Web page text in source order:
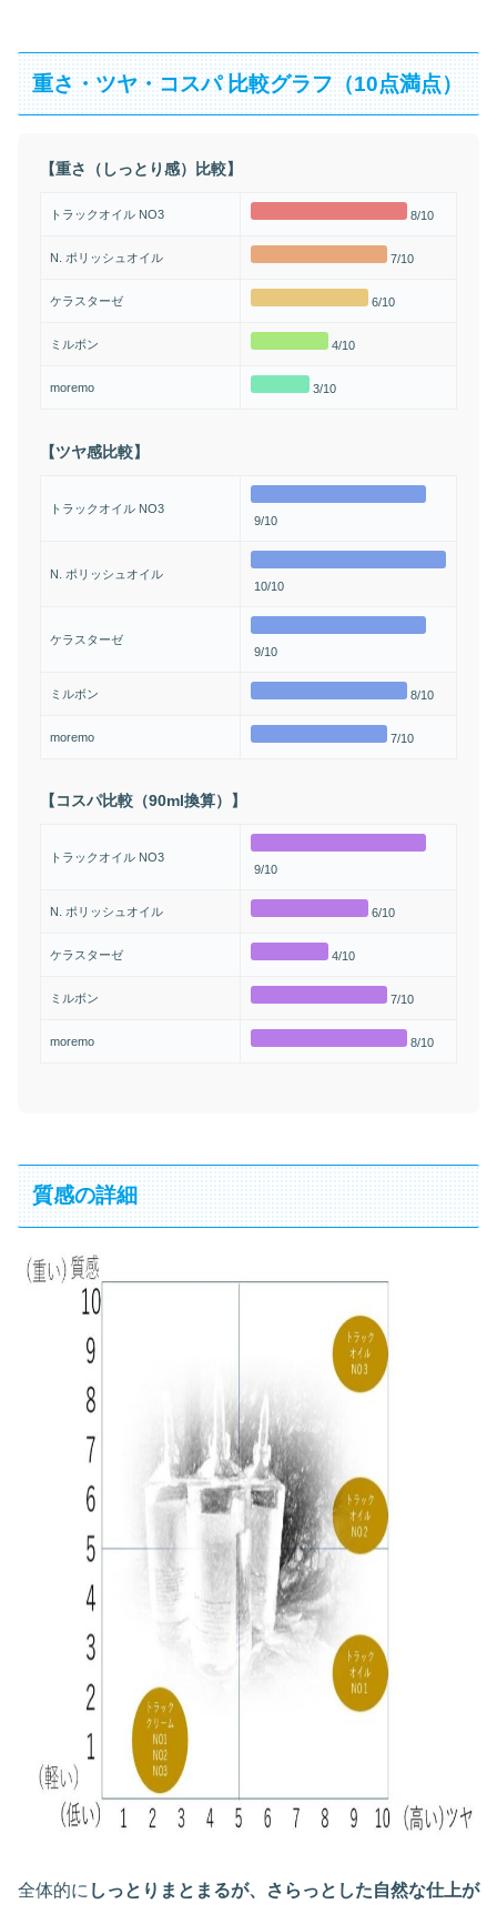
重さ・ツヤ・コスパ 比較グラフ（10点満点）
【重さ（しっとり感）比較】
トラックオイル NO3 8/10
N. ポリッシュオイル 7/10
ケラスターゼ 6/10
ミルボン 4/10
moremo 3/10
【ツヤ感比較】
トラックオイル NO3
9/10
N. ポリッシュオイル
10/10
ケラスターゼ
9/10
ミルボン 8/10
moremo 7/10
【コスパ比較（90ml換算）】
トラックオイル NO3
9/10
N. ポリッシュオイル 6/10
ケラスターゼ 4/10
ミルボン 7/10
moremo 8/10
質感の詳細
全体的に しっとりまとまるが、さらっとした自然な仕上が